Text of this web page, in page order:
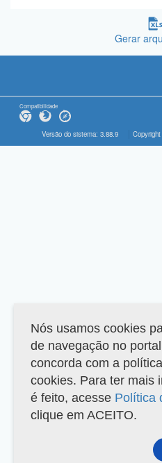
Gerar
Compatibilidade
Versão do sistema: 3.88.9
Nós usamos cookies
de navegação no
concorda com a
cookies. Para ter mais
é feito, acesse Política
clique em ACEITO.